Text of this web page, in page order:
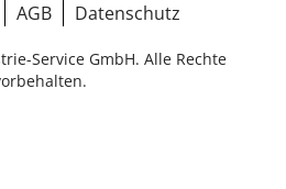
AGB Datenschutz
Service GmbH. Alle Rechte